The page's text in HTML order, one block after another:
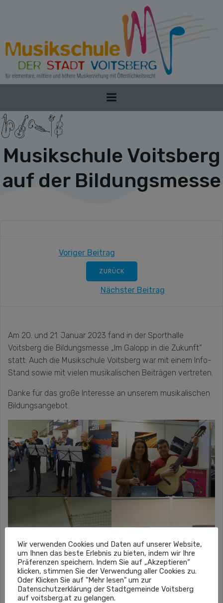
Inhalt
springen
Musikschule Voitsberg
auf der Bildungsmesse
Post
navigation
Voriger Beitrag
ZURÜCK
Nächster Beitrag
Am 20. und 21. Januar 2023 fand in der Sporthalle
Voitsberg die Bildungsmesse „Im Galopp in die Zukunft“
statt. Auch die Musikschule Voitsberg war mit einem Info-
Stand sowie mit vielen musikalischen Beiträgen vertreten.
Danke für das große Interesse an unserem musikalischen
Bildungsangebot.
Wir verwenden Cookies und Daten auf unserer Website,
um Ihnen das beste Erlebnis zu bieten, indem wir Ihre
Präferenzen speichern. Indem Sie auf „Akzeptieren“
klicken, stimmen Sie der Verwendung aller Cookies zu.
Oder Klicken Sie auf "Mehr lesen" um zur
Datenschutzerklärung der Stadtgemeinde Voitsberg
auf voitsberg.at zu gelangen.